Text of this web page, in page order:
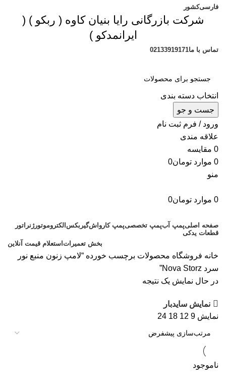
فارسیکشور
شرکت بازرگانی رایا بنیان کاوه ( ربکو ) (
ایرانمدکو )
تماس با ما02133919171
انتخاب دسته بندی
جست و جو
ورود / فرم ثبت نام
علاقه مندی
0 مقایسه
0 موارد تومان0
منو
0 موارد تومان0
صفحه اصلیپمپ آبپمپ تخصصیپمپ کارواشگیربکس الکتروموتورژنراتور
قطعات یدکی
بخش تعمیرات استعلام قیمت آنلاین
خانه فروشگاه محصولات برچسب خورده “لامپ زنون منبع نور
سرد Nova Storz”
در حال نمایش یک نتیجه
نمایش سایدبار
نمایش 9
12
18
24
ناموجود